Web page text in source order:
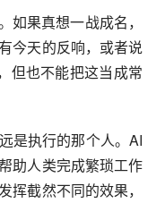
如果真想一战成名，
今天的反响，或者说
但也不能把这当成常
是执行的那个人。AI
助人类完成繁琐工作
挥截然不同的效果，